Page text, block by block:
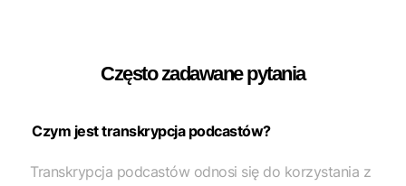
Często zadawane pytania
Czym jest transkrypcja podcastów?
Transkrypcja podcastów odnosi się do korzystania z